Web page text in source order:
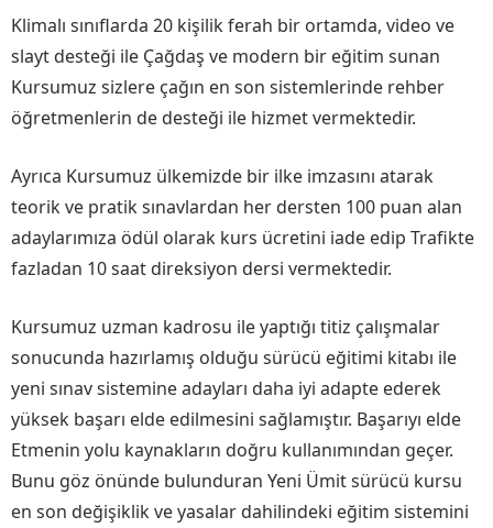
Klimalı sınıflarda 20 kişilik ferah bir ortamda, video ve
slayt desteği ile Çağdaş ve modern bir eğitim sunan
Kursumuz sizlere çağın en son sistemlerinde rehber
öğretmenlerin de desteği ile hizmet vermektedir.
Ayrıca Kursumuz ülkemizde bir ilke imzasını atarak
teorik ve pratik sınavlardan her dersten 100 puan alan
adaylarımıza ödül olarak kurs ücretini iade edip Trafikte
fazladan 10 saat direksiyon dersi vermektedir.
Kursumuz uzman kadrosu ile yaptığı titiz çalışmalar
sonucunda hazırlamış olduğu sürücü eğitimi kitabı ile
yeni sınav sistemine adayları daha iyi adapte ederek
yüksek başarı elde edilmesini sağlamıştır. Başarıyı elde
Etmenin yolu kaynakların doğru kullanımından geçer.
Bunu göz önünde bulunduran Yeni Ümit sürücü kursu
en son değişiklik ve yasalar dahilindeki eğitim sistemini